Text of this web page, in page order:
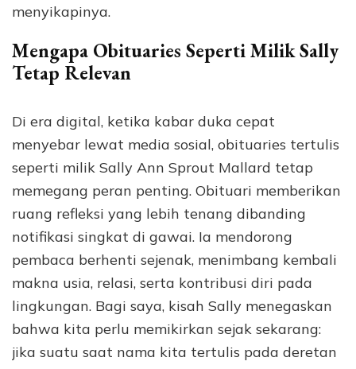
menyikapinya.
Mengapa Obituaries Seperti Milik Sally
Tetap Relevan
Di era digital, ketika kabar duka cepat
menyebar lewat media sosial, obituaries tertulis
seperti milik Sally Ann Sprout Mallard tetap
memegang peran penting. Obituari memberikan
ruang refleksi yang lebih tenang dibanding
notifikasi singkat di gawai. Ia mendorong
pembaca berhenti sejenak, menimbang kembali
makna usia, relasi, serta kontribusi diri pada
lingkungan. Bagi saya, kisah Sally menegaskan
bahwa kita perlu memikirkan sejak sekarang:
jika suatu saat nama kita tertulis pada deretan